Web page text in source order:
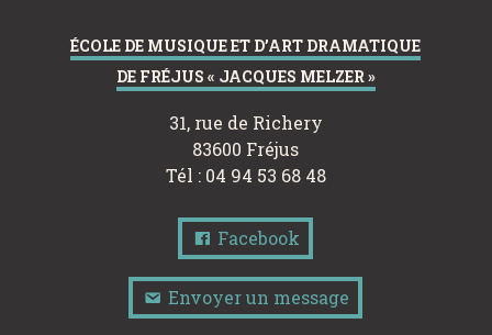
ÉCOLE DE MUSIQUE ET D’ART DRAMATIQUE
DE FRÉJUS « JACQUES MELZER »
31, rue de Richery
83600 Fréjus
Tél : 04 94 53 68 48
Facebook
Envoyer un message